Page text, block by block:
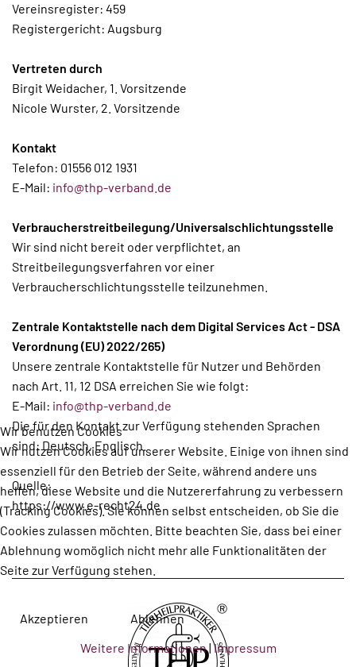
Vereinsregister: 459
Registergericht: Augsburg
Vertreten durch
Birgit Weidacher, 1. Vorsitzende
Nicole Wurster, 2. Vorsitzende
Kontakt
Telefon: 01556 012 1931
E-Mail: info@thp-verband.de
Verbraucherstreitbeilegung/Universalschlichtungsstelle
Wir sind nicht bereit oder verpflichtet, an
Streitbeilegungsverfahren vor einer
Verbraucherschlichtungsstelle teilzunehmen.
Zentrale Kontaktstelle nach dem Digital Services Act - DSA
Verordnung (EU) 2022/265)
Unsere zentrale Kontaktstelle für Nutzer und Behörden
nach Art. 11, 12 DSA erreichen Sie wie folgt:
E-Mail: info@thp-verband.de
Die für den Kontakt zur Verfügung stehenden Sprachen
sind: Deutsch, Englisch.
Quelle:
https://www.e-recht24.de
Wir benutzen Cookies
Wir nutzen Cookies auf unserer Website. Einige von ihnen sind
essenziell für den Betrieb der Seite, während andere uns
helfen, diese Website und die Nutzererfahrung zu verbessern
(Tracking Cookies). Sie können selbst entscheiden, ob Sie die
Cookies zulassen möchten. Bitte beachten Sie, dass bei einer
Ablehnung womöglich nicht mehr alle Funktionalitäten der
Seite zur Verfügung stehen.
Akzeptieren
Ablehnen
Weitere Informationen|Impressum